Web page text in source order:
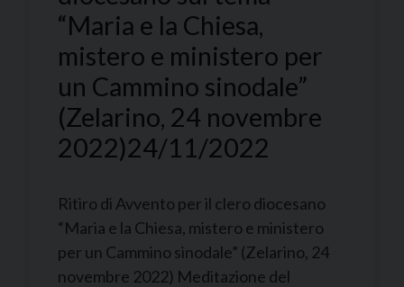
“Maria e la Chiesa,
mistero e ministero per
un Cammino sinodale”
(Zelarino, 24 novembre
2022)24/11/2022
Ritiro di Avvento per il clero diocesano
“Maria e la Chiesa, mistero e ministero
per un Cammino sinodale” (Zelarino, 24
novembre 2022) Meditazione del